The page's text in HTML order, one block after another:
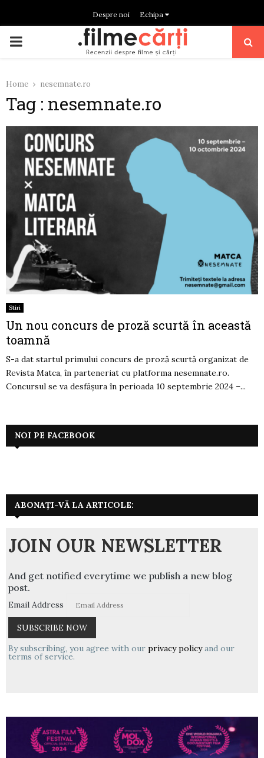
Despre noi Echipa
PRIMARY
Home nesemnate.ro
Tag : nesemnate.ro
Stiri
Un nou concurs de proză scurtă în această
toamnă
S-a dat startul primului concurs de proză scurtă organizat de
Revista Matca, în parteneriat cu platforma nesemnate.ro.
Concursul se va desfășura în perioada 10 septembrie 2024 –...
NOI PE FACEBOOK
ABONAȚI-VĂ LA ARTICOLE:
JOIN OUR NEWSLETTER
And get notified everytime we publish a new blog
post.
Email Address
By subscribing, you agree with our privacy policyand our
terms of service.